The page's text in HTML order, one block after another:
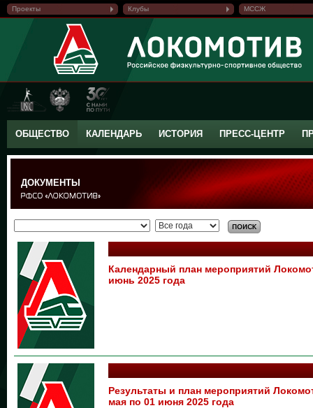
Проекты Клубы МССЖ
ОБЩЕСТВО КАЛЕНДАРЬ ИСТОРИЯ ПРЕСС-ЦЕНТР
ДОКУМЕНТЫ
Календарный план мероприятий
июнь 2025 года
Результаты и план мероприятий
мая по 01 июня 2025 года